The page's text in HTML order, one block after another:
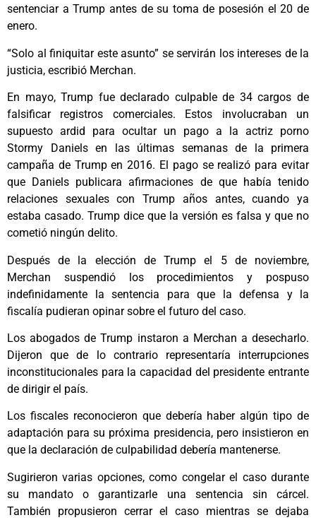
sentenciar a Trump antes de su toma de posesión el 20 de
enero.
“Solo al finiquitar este asunto” se servirán los intereses de la
justicia, escribió Merchan.
En mayo, Trump fue declarado culpable de 34 cargos de
falsificar registros comerciales. Estos involucraban un
supuesto ardid para ocultar un pago a la actriz porno
Stormy Daniels en las últimas semanas de la primera
campaña de Trump en 2016. El pago se realizó para evitar
que Daniels publicara afirmaciones de que había tenido
relaciones sexuales con Trump años antes, cuando ya
estaba casado. Trump dice que la versión es falsa y que no
cometió ningún delito.
Después de la elección de Trump el 5 de noviembre,
Merchan suspendió los procedimientos y pospuso
indefinidamente la sentencia para que la defensa y la
fiscalía pudieran opinar sobre el futuro del caso.
Los abogados de Trump instaron a Merchan a desecharlo.
Dijeron que de lo contrario representaría interrupciones
inconstitucionales para la capacidad del presidente entrante
de dirigir el país.
Los fiscales reconocieron que debería haber algún tipo de
adaptación para su próxima presidencia, pero insistieron en
que la declaración de culpabilidad debería mantenerse.
Sugirieron varias opciones, como congelar el caso durante
su mandato o garantizarle una sentencia sin cárcel.
También propusieron cerrar el caso mientras se dejaba